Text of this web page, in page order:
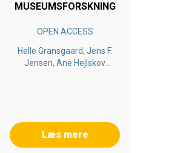
MUSEUMSFORSKNING
OPEN ACCESS
Helle Gransgaard, Jens F.
Jensen, Ane Hejlskov
Læs mere